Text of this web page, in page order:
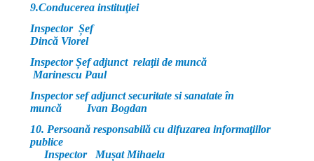
9.Conducerea instituţiei
Inspector Șef
Dincă Viorel
Inspector Șef adjunct relaţii de muncă
Marinescu Paul
Inspector sef adjunct securitate si sanatate în
muncă Ivan Bogdan
10. Persoană responsabilă cu difuzarea informaţiilor
publice
Inspector Mușat Mihaela